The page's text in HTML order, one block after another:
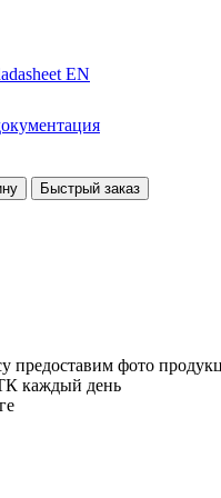
EN
Быстрый заказ
предоставим фото
каждый день